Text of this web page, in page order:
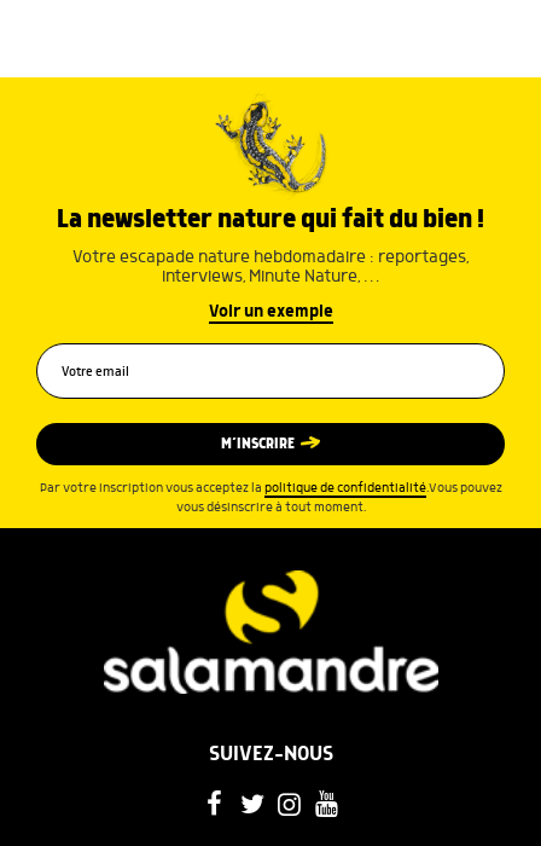
La newsletter nature qui fait du bien !
Votre escapade nature hebdomadaire : reportages,
interviews, Minute Nature, …
Voir un exemple
M’INSCRIRE
Par votre inscription vous acceptez la politique de confidentialité.Vous pouvez
vous désinscrire à tout moment.
SUIVEZ-NOUS